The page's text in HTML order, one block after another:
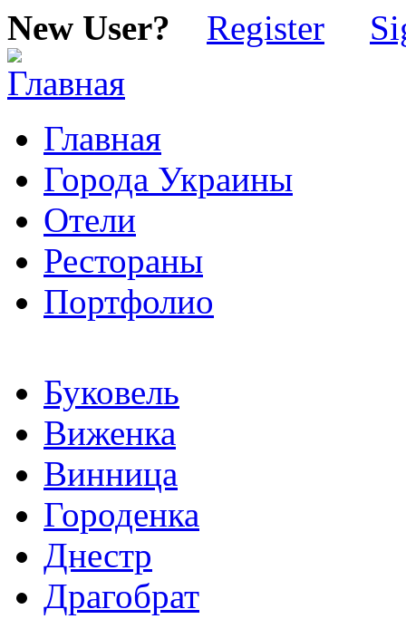
New User? Register
Главная
Города Украины
Отели
Рестораны
Портфолио
Буковель
Виженка
Винница
Городенка
Днестр
Драгобрат